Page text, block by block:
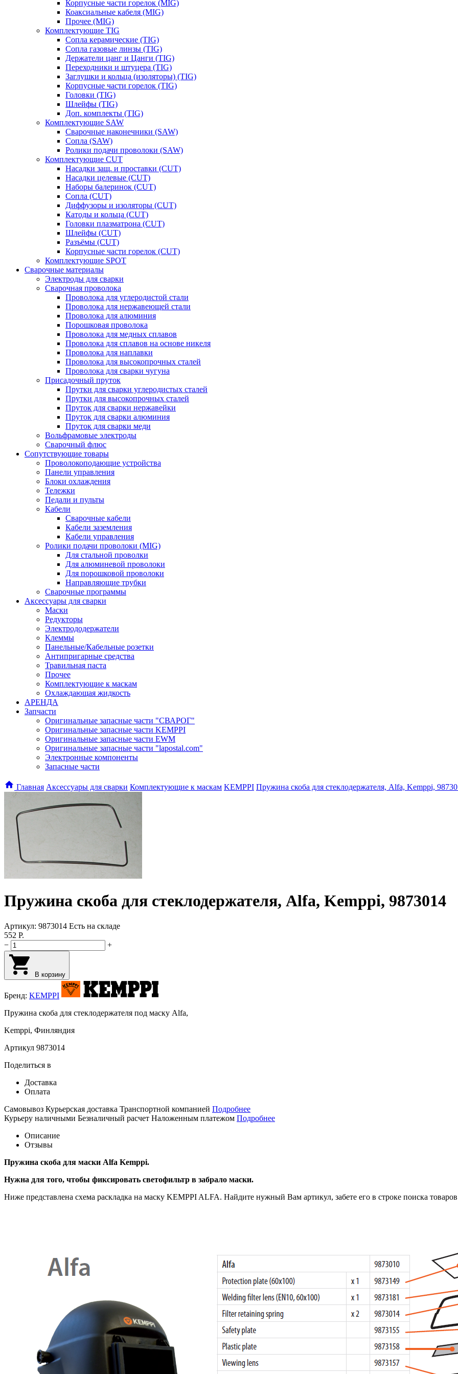
Корпусные части горелок (MIG)
Коаксиальные кабеля (MIG)
Прочее (MIG)
Комплектующие TIG
Сопла керамические (TIG)
Сопла газовые линзы (TIG)
Держатели цанг и Цанги (TIG)
Переходники и штуцера (TIG)
Заглушки и кольца (изоляторы) (TIG)
Корпусные части горелок (TIG)
Головки (TIG)
Шлейфы (TIG)
Доп. комплекты (TIG)
Комплектующие SAW
Сварочные наконечники (SAW)
Сопла (SAW)
Ролики подачи проволоки (SAW)
Комплектующие CUT
Насадки защ. и проставки (CUT)
Насадки целевые (CUT)
Наборы балеринок (CUT)
Сопла (CUT)
Диффузоры и изоляторы (CUT)
Катоды и кольца (CUT)
Головки плазматрона (CUT)
Шлейфы (CUT)
Разъёмы (CUT)
Корпусные части горелок (CUT)
Комплектующие SPOT
Сварочные материалы
Электроды для сварки
Сварочная проволока
Проволока для углеродистой стали
Проволока для нержавеющей стали
Проволока для алюминия
Порошковая проволока
Проволока для медных сплавов
Проволока для сплавов на основе никеля
Проволока для наплавки
Проволока для высокопрочных сталей
Проволока для сварки чугуна
Присадочный пруток
Прутки для сварки углеродистых сталей
Прутки для высокопрочных сталей
Пруток для сварки нержавейки
Пруток для сварки алюминия
Пруток для сварки меди
Вольфрамовые электроды
Сварочный флюс
Сопутствующие товары
Проволокоподающие устройства
Панели управления
Блоки охлаждения
Тележки
Педали и пульты
Кабели
Сварочные кабели
Кабели заземления
Кабели управления
Ролики подачи проволоки (MIG)
Для стальной проволки
Для алюминевой проволоки
Для порошковой проволоки
Направляющие трубки
Сварочные программы
Аксессуары для сварки
Маски
Редукторы
Электрододержатели
Клеммы
Панельные/Кабельные розетки
Антипригарные средства
Травильная паста
Прочее
Комплектующие к маскам
Охлаждающая жидкость
АРЕНДА
Запчасти
Оригинальные запасные части "СВАРОГ"
Оригинальные запасные части KEMPPI
Оригинальные запасные части EWM
Оригинальные запасные части "lapostal.com"
Электронные компоненты
Запасные части
Главная Аксессуары для сварки Комплектующие к маскам KEMPPI Пружина скоба для стеклодержателя, Alfa, Kemppi,
Пружина скоба для стеклодержателя, Alfa, Kemppi, 9873014
Артикул: 9873014 Есть на складе
552 Р.
−
+
В корзину
Бренд: KEMPPI
Пружина скоба для стеклодержателя под маску Alfa,
Kemppi, Финляндия
Артикул 9873014
Поделиться в
Доставка
Оплата
Самовывоз Курьерская доставка Транспортной компанией Подробнее
Курьеру наличными Безналичный расчет Наложенным платежом Подробнее
Описание
Отзывы
Пружина скоба для маски Alfa Kemppi.
Нужна для того, чтобы фиксировать светофильтр в забрало маски.
Ниже представлена схема раскладка на маску KEMPPI ALFA. Найдите нужный Вам артикул, забете его в строке поиска